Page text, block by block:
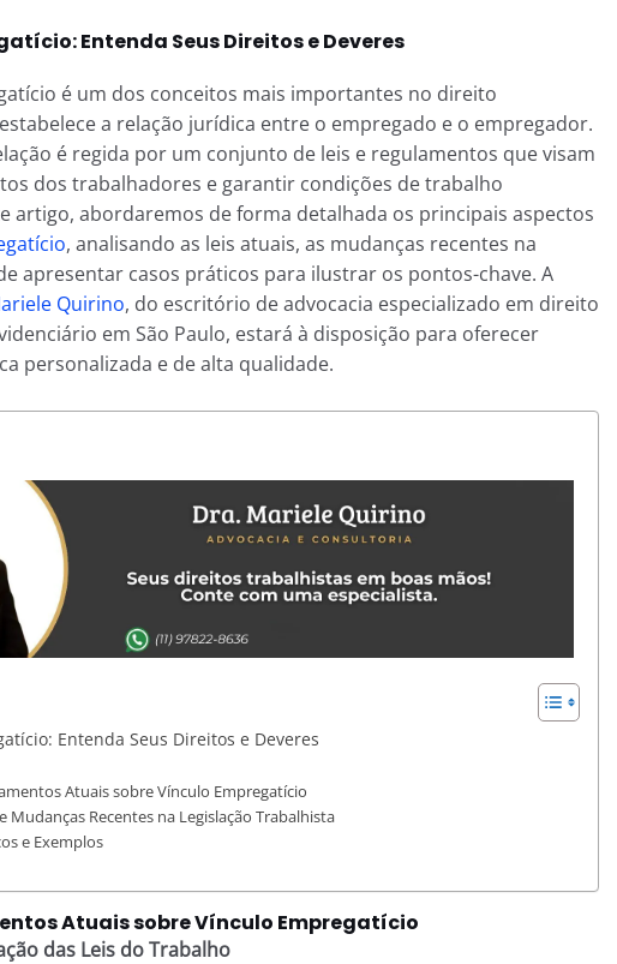
Entenda Seus Direitos e Deveres
é um dos conceitos mais importantes no direito
a relação jurídica entre o empregado e o empregador.
é regida por um conjunto de leis e regulamentos que visam
dos trabalhadores e garantir condições de trabalho
artigo, abordaremos de forma detalhada os principais aspectos
, analisando as leis atuais, as mudanças recentes na
apresentar casos práticos para ilustrar os pontos-chave. A
Quirino, do escritório de advocacia especializado em direito
em São Paulo, estará à disposição para oferecer
personalizada e de alta qualidade.
Entenda Seus Direitos e Deveres
Atuais sobre Vínculo Empregatício
Mudanças Recentes na Legislação Trabalhista
e Exemplos
Atuais sobre Vínculo Empregatício
das Leis do Trabalho